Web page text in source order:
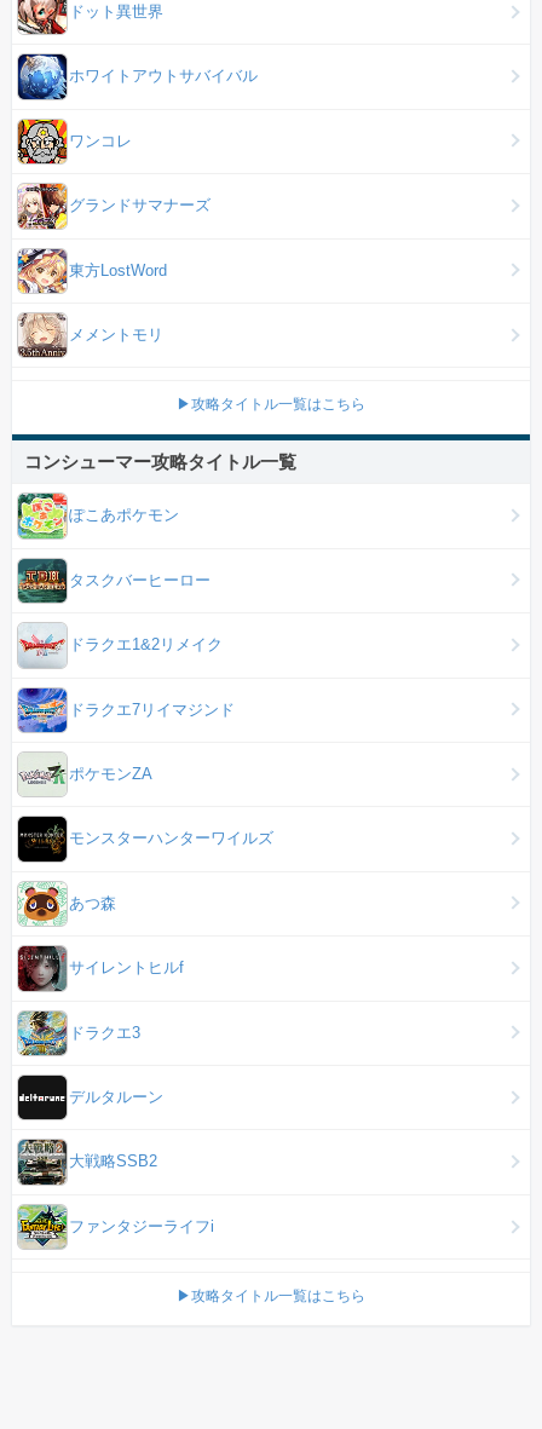
ドット異世界
ホワイトアウトサバイバル
ワンコレ
グランドサマナーズ
東方LostWord
メメントモリ
▶攻略タイトル一覧はこちら
コンシューマー攻略タイトル一覧
ぽこあポケモン
タスクバーヒーロー
ドラクエ1&2リメイク
ドラクエ7リイマジンド
ポケモンZA
モンスターハンターワイルズ
あつ森
サイレントヒルf
ドラクエ3
デルタルーン
大戦略SSB2
ファンタジーライフi
▶攻略タイトル一覧はこちら